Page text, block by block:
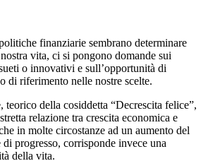
finanziarie sembrano determinare
vita, ci si pongono domande sui
o innovativi e sull’opportunità di
di riferimento nelle nostre scelte.
della cosiddetta “Decrescita felice”,
relazione tra crescita economica e
in molte circostanze ad un aumento del
progresso, corrisponde invece una
della vita.